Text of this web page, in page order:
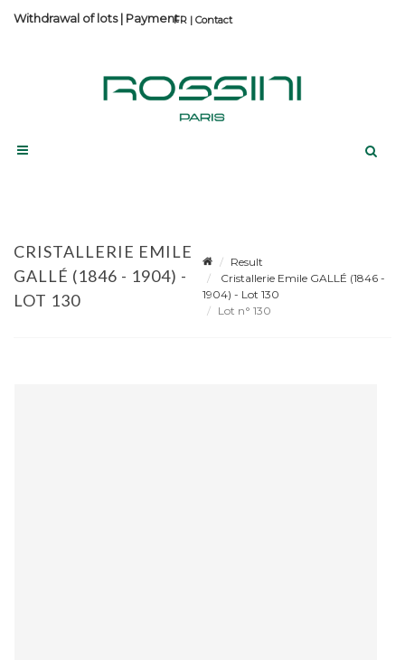
Contact
Withdrawal of lots| Payment
CRISTALLERIE EMILE
GALLÉ (1846 - 1904) -
LOT 130
Result
Cristallerie Emile GALLÉ (1846 -
1904) - Lot 130
Lot n° 130